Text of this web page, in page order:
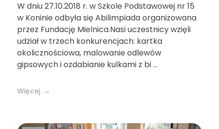
W dniu 27.10.2018 r. w Szkole Podstawowej nr 15
w Koninie odbyła się Abilimpiada organizowana
przez Fundację Mielnica.Nasi uczestnicy wzięli
udział w trzech konkurencjach: kartka
okolicznościowa, malowanie odlewów
gipsowych i ozdabianie kulkami z bi ...
Więcej